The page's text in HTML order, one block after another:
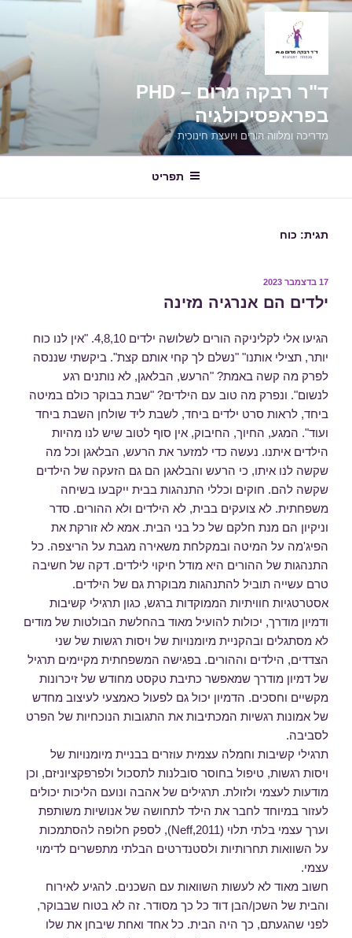
דילוג
ד"ר רבקה מרום – PHD
בפראפסיכולגיה
מדריכה ומלווה הורים ויועצת חינוכית
תפריט
תגית: כוח
פורסם
17 בדצמבר 2023
ילדים הם אנרגיה מזינה
הגיעו אלי לקליניקה הורים לשלושה ילדים 4,8,10. "אין לנו כוח
יותר, תצילי אותנו" "נשלם לך קחי אותם קצת". ביקשתי שננסה
לפרק מה קשה באמת? "הרעש, הבלאגן, לא נותנים רגע
לנשום". ונפרק מה טוב עם הילדים? "שבת בבוקר כולם במיטה
ביחד, לראות סרט ילדים ביחד, לשבת ליד שולחן השבת ביחד
ועוד". המגע, החיוך, החיבוק, אין סוף לטוב שיש לנו מהיות
הילדים איתנו. נעשה כדי למזער את הרעש, הבלאגן וכל מה
שקשה לנו איתו, כי הרעש והבלאגן הם גם הזעקה של הילדים
שקשה להם. חוקים וכללי התנהגות בבית ייקבעו בשיחה
משפחתית. לא צועקים בבית, לא הילדים ולא ההורים. סדר
וניקיון הם מנת חלקם של כל בני הבית. אמא לא זורקת את
הפיג'מה על המיטה ובמקלחת משאירה מגבת על הריצפה. כל
התנהגות של ההורים היא מודל חיקוי לילדים. דקה של חשיבה
טרם עשייה תוביל להתנהגות מבוקרת גם של הילדים.
אסטרטגיות חוויתיות הממוקדות ברגש, כגון תרגילי קשיבות
ודמיון מודרך, יכולות להועיל מאוד בהחלשת הבולטות של מודים
לא מסתגלים ובהקניית מיומנויות של ויסות רגשות של שני
הצדדים, הילדים וההורים. בפגישה המשפחתית מקיימים תרגיל
של דמיון מודרך שמאפשר כתיבת טקסט מחודש של זיכרונות
מקשיים וחסכים. הדמיון יכול גם לפעול כאמצעי לעיצוב מחדש
של אמונות רגשיות המכתיבות את התגובות הנוכחיות של הפרט
לסביבה.
תרגילי קשיבות וחמלה עצמית עוזרים בבניית מיומנויות של
ויסות רגשות, טיפול בחוסר סובלנות לתסכול ולפרפקציוניזם, וכן
מודעות לעצמי ולזולת. תרגילים של אהבה ונועם הליכות יכולים
לעזור במיוחד לחבר את הילד לתחושה של אנושיות משותפת
וערך עצמי בלתי תלוי (Neff,2011), לספק חלופה להסתמכות
על השוואות תחרותיות ולסטנדרטים הבלתי מתפשרים לדימוי
עצמי.
חשוב מאוד לא לעשות השוואות עם השכנים. להגיע לאירוח
והבית של השכן/הבן דוד כל כך מסודר. זה לא בטוח שבבוקר,
לפני שהגעתם, כך היה הבית. כל אחד ואחת שיבחן את שלו